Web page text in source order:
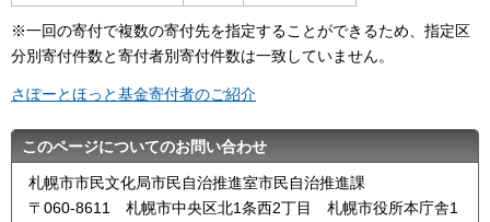
※一回の寄付で複数の寄付先を指定することができるため、指定区
分別寄付件数と寄付者別寄付件数は一致していません。
さぽーとほっと基金寄付者のご紹介
このページについてのお問い合わせ
札幌市市民文化局市民自治推進室市民自治推進課
〒060-8611 札幌市中央区北1条西2丁目 札幌市役所本庁舎1